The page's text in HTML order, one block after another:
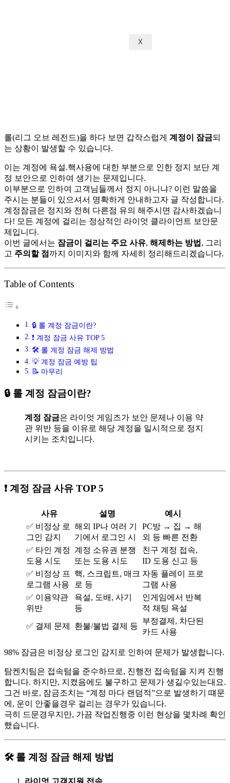
X
롤(리그 오브 레전드)을 하다 보면 갑작스럽게 계정이 잠금되
는 상황이 발생할 수 있습니다.
이는 계정에 욕설.핵사용에 대한 부분으로 인한 정지 보단 계
정 보안으로 인하여 생기는 문제입니다.
이부분으로 인하여 고객님들께서 정지 아니냐? 이런 말씀을
주시는 분들이 있으셔서 명확하게 안내하고자 글 작성합니다.
계정잠금은 정지와 전혀 다른점 유의 해주시면 감사하겠습니
다! 모든 계정에 걸리는 정상적인 라이엇 클라이언트 보안문
제입니다.
이번 글에서는 잠금이 걸리는 주요 사유, 해제하는 방법 , 그리
고 주의할 점 까지 이미지와 함께 자세히 정리해드리겠습니다.
Table of Contents
🔒 롤 계정 잠금이란?
❗ 계정 잠금 사유 TOP 5
🛠️ 롤 계정 잠금 해제 방법
💡 계정 잠금 예방 팁
📝 마무리
🔒 롤 계정 잠금이란?
계정 잠금은 라이엇 게임즈가 보안 문제나 이용 약
관 위반 등을 이유로 해당 계정을 일시적으로 정지
시키는 조치입니다.
❗ 계정 잠금 사유 TOP 5
사유 설명
예시
✅ 비정상 로
그인 감지
해외 IP나 여러 기
기에서 로그인 시
PC방 → 집 → 해
외 등 빠른 전환
✅ 타인 계정
도용 시도
계정 소유권 분쟁
또는 도용 시도
친구 계정 접속,
ID 도용 신고 등
✅ 비정상 프
로그램 사용
핵, 스크립트, 매크
로 등
자동 플레이 프로
그램 사용
✅ 이용약관
위반
욕설, 도배, 사기
등
인게임에서 반복
적 채팅 욕설
✅ 결제 문제 환불/불법 결제 등
부정결제, 차단된
카드 사용
98% 잠금은 비정상 로그인 감지로 인하여 문제가 발생합니다.
탐켄치팀은 접속텀을 준수하므로, 진행전 접속텀을 지켜 진행
합니다. 하지만, 지켰음에도 불구하고 문제가 생길수있는대요.
그건 바로, 잠금조치는 “계정 마다 랜덤적”으로 발생하기 떄문
에, 운이 안좋을경우 걸리는 경우가 있습니다.
극히 드문경우지만, 가끔 작업진행중 이런 현상을 몇차례 확인
했습니다.
🛠️ 롤 계정 잠금 해제 방법
라이엇 고객지원 접속